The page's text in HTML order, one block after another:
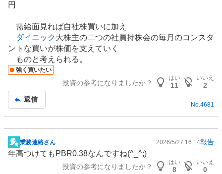
円
需給面見れば自社株買いに加え
ダイニック大株主の二つの社員持株会の毎月のコンスタ
ントな買いが株価を支えていく
ものと考えられる。
強く買いたい
投資の参考になりましたか？
はい
11
いいえ
2
返信
No. 4681
掲
示
業務連絡さん 2026/5/27 16:14報告
年高つけてもPBR0.38なんですね(^_^;)
投資の参考になりましたか？
はい
8
いいえ
0